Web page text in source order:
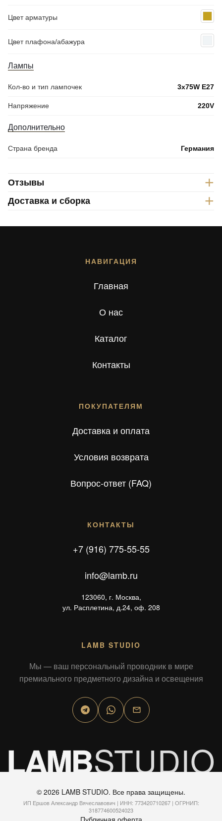
Цвет арматуры
Цвет плафона/абажура
Лампы
Кол-во и тип лампочек 3x75W E27
Напряжение 220V
Дополнительно
Страна бренда Германия
Отзывы +
Доставка и сборка +
НАВИГАЦИЯ
Главная
О нас
Каталог
Контакты
ПОКУПАТЕЛЯМ
Доставка и оплата
Условия возврата
Вопрос-ответ (FAQ)
КОНТАКТЫ
+7 (916) 775-55-55
info@lamb.ru
123060, г. Москва,
ул. Расплетина, д.24, оф. 208
LAMB STUDIO
Мы — ваш персональный проводник в мире
премиального предметного дизайна и освещения
LAMBSTUDIO
© 2026 LAMB STUDIO. Все права защищены.
ИП Ершов Александр Вячеславович | ИНН: 77342071​0267 | ОГРНИП:
3187746005​24023
Публичная оферта